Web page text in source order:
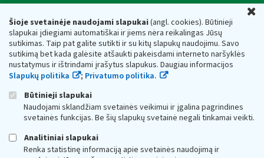
Šioje svetainėje naudojami slapukai(angl. cookies). Būtinieji
slapukai įdiegiami automatiškai ir jiems nėra reikalingas Jūsų
sutikimas. Taip pat galite sutikti ir su kitų slapukų naudojimu. Savo
sutikimą bet kada galėsite atšaukti pakeisdami interneto naršyklės
nustatymus ir ištrindami įrašytus slapukus. Daugiau informacijos
Slapukų politika
; Privatumo politika.
Būtinieji slapukai
Naudojami sklandžiam svetainės veikimui ir įgalina pagrindines
svetainės funkcijas. Be šių slapukų svetainė negali tinkamai veikti.
Analitiniai slapukai
Renka statistinę informaciją apie svetainės naudojimą ir
Valstybinė mokesčių inspekcija prie Lietuvos
Respublikos finansų ministerijos
Biudžetinė įstaiga. Juridinio asmens kodas — 188659752,
adresas: Vasario 16-osios g. 14, 01107 Vilnius, Lietuva, el.paštas:
vmi@vmi.lt , E. pristatymo dėžutės adresas 188659752
Duomenys apie Valstybinę mokesčių inspekciją prie Lietuvos
Respublikos finansų ministerijos kaupiami ir saugomi Juridinių